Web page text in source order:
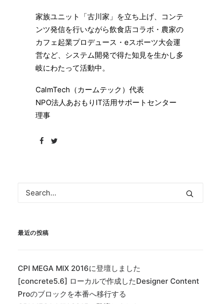
家族ユニット「古川家」を⽴ち上げ、コンテ
ンツ発信を行いながら飲食店コラボ・農家の
カフェ起業プロデュース・eスポーツ大会運
営など、システム開発で得た知見を生かし多
岐にわたって活動中。
CalmTech（カームテック）代表
NPO法人あおもりIT活用サポートセンター
理事
最近の投稿
CPI MEGA MIX 2016に登壇しました
[concrete5.6] ローカルで作成したDesigner Content
Proのブロックを本番へ移行する